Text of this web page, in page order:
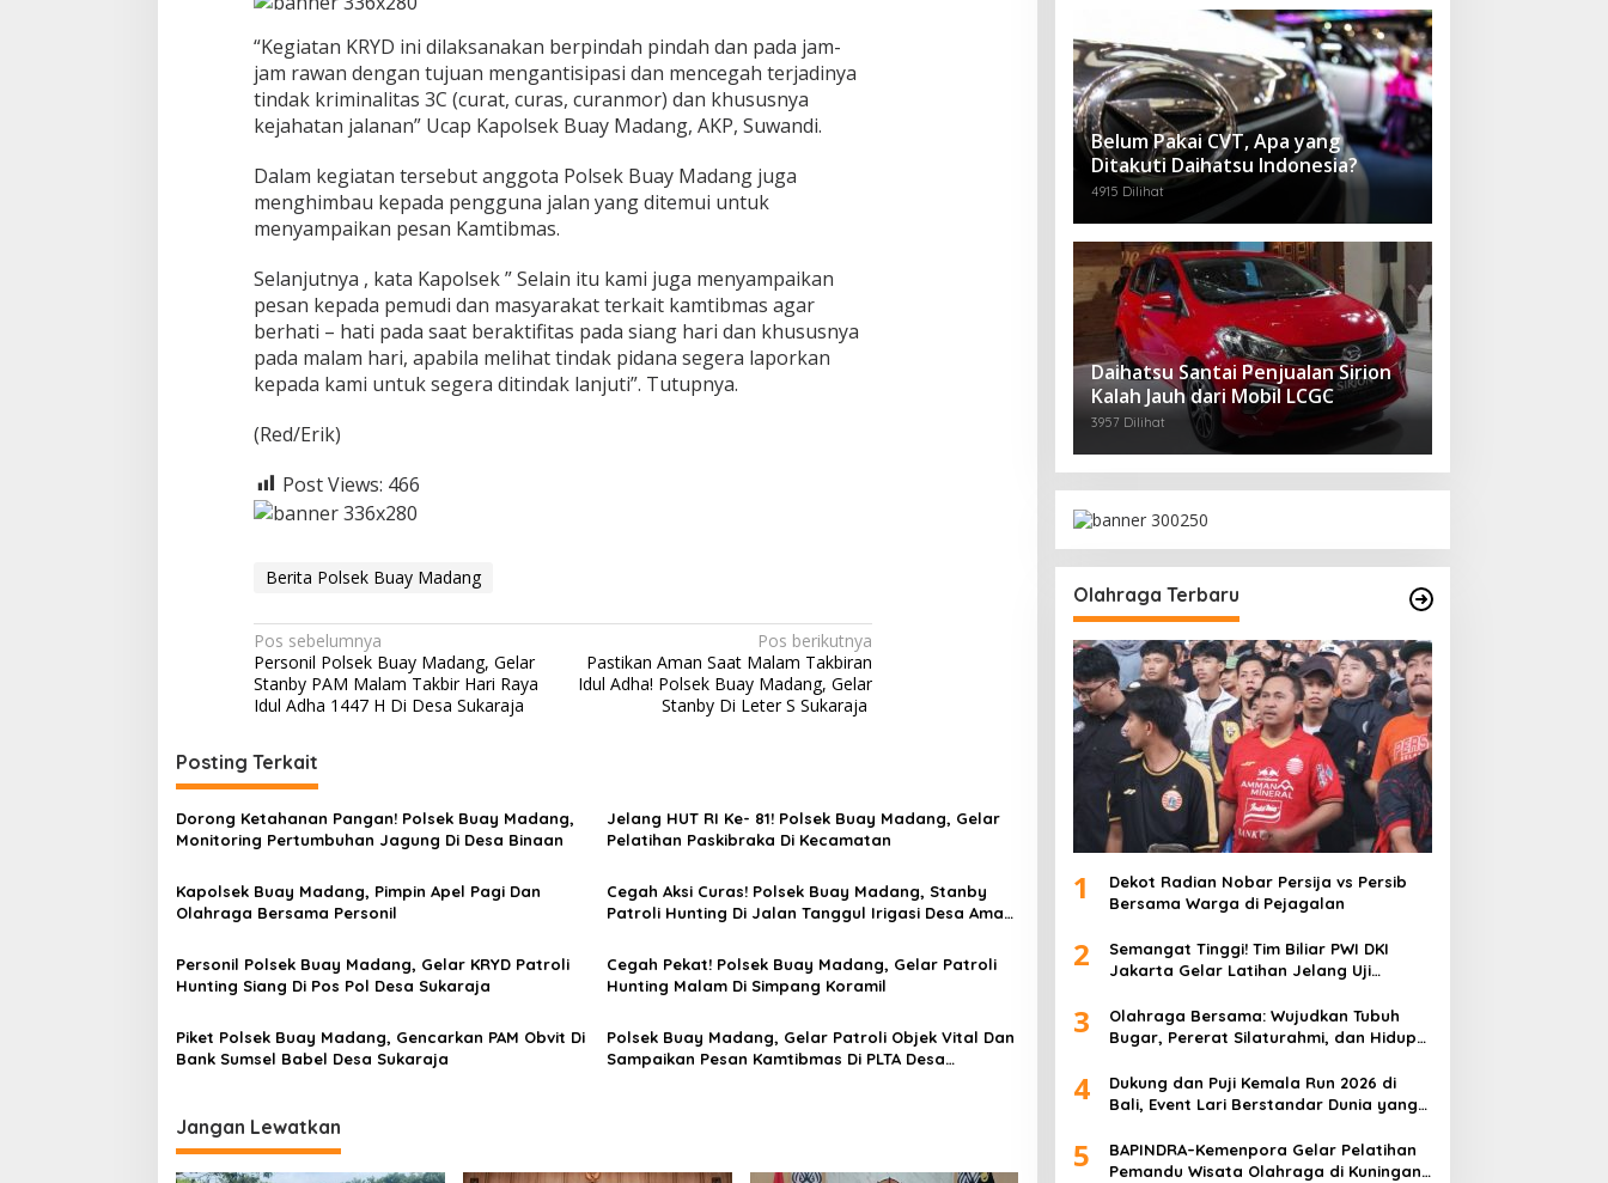
1
4
4
7
H
D
S
m
p
n
g
K
o
r
a
i
l
M
D
“Kegiatan KRYD ini dilaksanakan berpindah pindah dan pada jam-
jam rawan dengan tujuan mengantisipasi dan mencegah terjadinya
tindak kriminalitas 3C (curat, curas, curanmor) dan khususnya
kejahatan jalanan” Ucap Kapolsek Buay Madang, AKP, Suwandi.
Dalam kegiatan tersebut anggota Polsek Buay Madang juga
menghimbau kepada pengguna jalan yang ditemui untuk
menyampaikan pesan Kamtibmas.
Selanjutnya , kata Kapolsek ” Selain itu kami juga menyampaikan
pesan kepada pemudi dan masyarakat terkait kamtibmas agar
berhati – hati pada saat beraktifitas pada siang hari dan khususnya
pada malam hari, apabila melihat tindak pidana segera laporkan
kepada kami untuk segera ditindak lanjuti”. Tutupnya.
(Red/Erik)
Post Views: 466
Berita Polsek Buay Madang
N
a
v
i
g
a
s
i
p
o
s
Pos sebelumnya
Personil Polsek Buay Madang, Gelar
Stanby PAM Malam Takbir Hari Raya
Idul Adha 1447 H Di Desa Sukaraja
Pos berikutnya
Pastikan Aman Saat Malam Takbiran
Idul Adha! Polsek Buay Madang, Gelar
Stanby Di Leter S Sukaraja
Posting Terkait
Dorong Ketahanan Pangan! Polsek Buay Madang,
Monitoring Pertumbuhan Jagung Di Desa Binaan
Jelang HUT RI Ke- 81! Polsek Buay Madang, Gelar
Pelatihan Paskibraka Di Kecamatan
Kapolsek Buay Madang, Pimpin Apel Pagi Dan
Olahraga Bersama Personil
Cegah Aksi Curas! Polsek Buay Madang, Stanby
Patroli Hunting Di Jalan Tanggul Irigasi Desa Aman
Personil Polsek Buay Madang, Gelar KRYD Patroli
Hunting Siang Di Pos Pol Desa Sukaraja
Cegah Pekat! Polsek Buay Madang, Gelar Patroli
Hunting Malam Di Simpang Koramil
Piket Polsek Buay Madang, Gencarkan PAM Obvit Di
Bank Sumsel Babel Desa Sukaraja
Polsek Buay Madang, Gelar Patroli Objek Vital Dan
Sampaikan Pesan Kamtibmas Di PLTA Desa
Jangan Lewatkan
Belum Pakai CVT, Apa yang
Ditakuti Daihatsu Indonesia?
4915 Dilihat
Daihatsu Santai Penjualan Sirion
Kalah Jauh dari Mobil LCGC
3957 Dilihat
Olahraga Terbaru
1
Dekot Radian Nobar Persija vs Persib
Bersama Warga di Pejagalan
2
Semangat Tinggi! Tim Biliar PWI DKI
Jakarta Gelar Latihan Jelang Uji
3
Olahraga Bersama: Wujudkan Tubuh
Bugar, Pererat Silaturahmi, dan Hidup
4
Dukung dan Puji Kemala Run 2026 di
Bali, Event Lari Berstandar Dunia yang
5
BAPINDRA–Kemenpora Gelar Pelatihan
Pemandu Wisata Olahraga di Kuningan